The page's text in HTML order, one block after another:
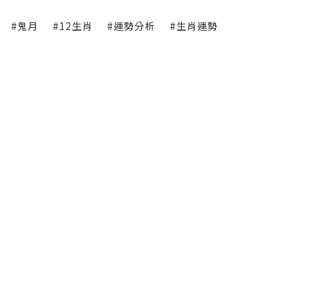
#鬼月 #12生肖 #運勢分析 #生肖運勢